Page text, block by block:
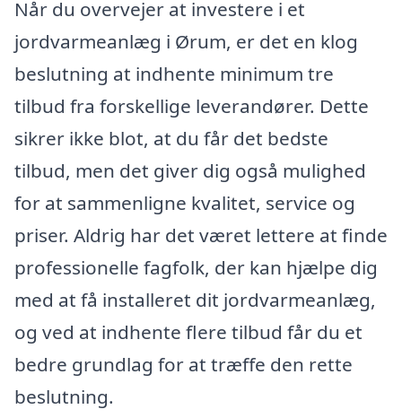
Når du overvejer at investere i et
jordvarmeanlæg i Ørum, er det en klog
beslutning at indhente minimum tre
tilbud fra forskellige leverandører. Dette
sikrer ikke blot, at du får det bedste
tilbud, men det giver dig også mulighed
for at sammenligne kvalitet, service og
priser. Aldrig har det været lettere at finde
professionelle fagfolk, der kan hjælpe dig
med at få installeret dit jordvarmeanlæg,
og ved at indhente flere tilbud får du et
bedre grundlag for at træffe den rette
beslutning.